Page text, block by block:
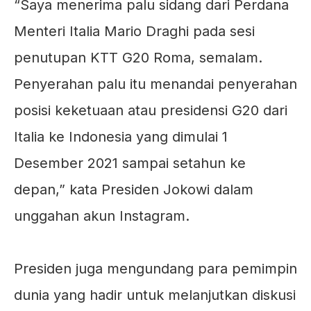
“Saya menerima palu sidang dari Perdana
Menteri Italia Mario Draghi pada sesi
penutupan KTT G20 Roma, semalam.
Penyerahan palu itu menandai penyerahan
posisi keketuaan atau presidensi G20 dari
Italia ke Indonesia yang dimulai 1
Desember 2021 sampai setahun ke
depan,” kata Presiden Jokowi dalam
unggahan akun Instagram.
Presiden juga mengundang para pemimpin
dunia yang hadir untuk melanjutkan diskusi